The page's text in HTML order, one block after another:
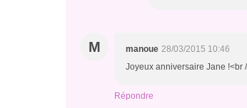
M manoue 28/03/2015 10:46
Joyeux anniversaire Jane !<br
Répondre